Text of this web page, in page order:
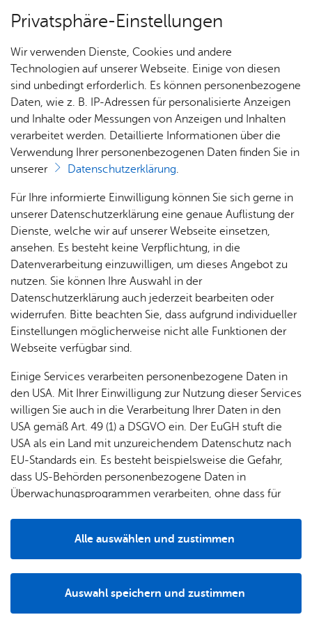
Ver­an­stal­tun­gen
Ver­an­stal­tun­gen
Ter­min spei­chern
Ver­an­stal­tung dru­cken
Vor­le­sen
Tech­nik­füh­rung im Frei- und
See­bad Fisch­bach
Diens­tag, 01. Sep­tem­ber 2026, 17:00 Uhr
Uhr
Auch in diesem Sommer bieten wir wieder unsere
beliebten Technikführungen im Frei- und Seebad
Fischbach an.
Hier bekommen Sie die Chance, einen Blick hinter die
Kulissen des Badebetriebs zu werfen: Sehen Sie, wo das
Privatsphäre-Einstellungen
Wir verwenden Dienste, Cookies und andere
Technologien auf unserer Webseite. Einige von diesen
sind unbedingt erforderlich. Es können personenbezogene
Daten, wie z. B. IP-Adressen für personalisierte Anzeigen
und Inhalte oder Messungen von Anzeigen und Inhalten
verarbeitet werden. Detaillierte Informationen über die
Verwendung Ihrer personenbezogenen Daten finden Sie in
unserer
Datenschutzerklärung.
Für Ihre informierte Einwilligung können Sie sich gerne in
unserer Datenschutzerklärung eine genaue Auflistung der
Dienste, welche wir auf unserer Webseite einsetzen,
ansehen. Es besteht keine Verpflichtung, in die
Datenverarbeitung einzuwilligen, um dieses Angebot zu
nutzen. Sie können Ihre Auswahl in der
Datenschutzerklärung auch jederzeit bearbeiten oder
widerrufen. Bitte beachten Sie, dass aufgrund individueller
Einstellungen möglicherweise nicht alle Funktionen der
Webseite verfügbar sind.
Einige Services verarbeiten personenbezogene Daten in
den USA. Mit Ihrer Einwilligung zur Nutzung dieser Services
willigen Sie auch in die Verarbeitung Ihrer Daten in den
USA gemäß Art. 49 (1) a DSGVO ein. Der EuGH stuft die
USA als ein Land mit unzureichendem Datenschutz nach
EU-Standards ein. Es besteht beispielsweise die Gefahr,
dass US-Behörden personenbezogene Daten in
Überwachungsprogrammen verarbeiten, ohne dass für
Auswahl speichern und zustimmen
Alle auswählen und zustimmen